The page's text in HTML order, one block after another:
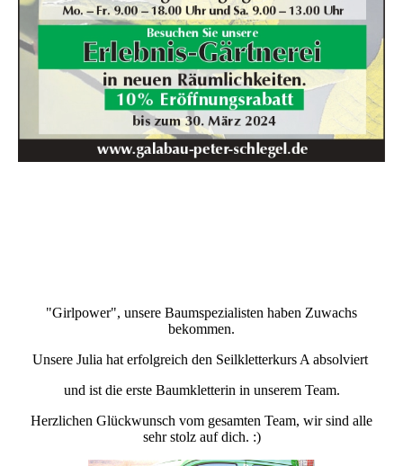
"Girlpower", unsere Baumspezialisten haben Zuwachs
bekommen.
Unsere Julia hat erfolgreich den Seilkletterkurs A absolviert
und ist die erste Baumkletterin in unserem Team.
Herzlichen Glückwunsch vom gesamten Team, wir sind alle
sehr stolz auf dich. :)